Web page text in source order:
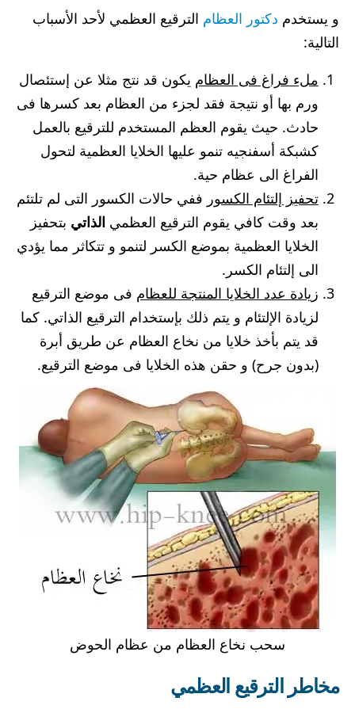
و يستخدم دكتور العظام الترقيع العظمي لأحد الأسباب
التالية:
ملء فراغ فى العظام يكون قد نتج مثلا عن إستئصال
ورم بها أو نتيجة فقد لجزء من العظام بعد كسرها فى
حادث. حيث يقوم العظم المستخدم للترقيع بالعمل
كشبكة أسفنجيه تنمو عليها الخلايا العظمية لتحول
الفراغ الى عظام حية.
تحفيز إلتئام الكسور ففي حالات الكسور التى لم تلتئم
بعد وقت كافي يقوم الترقيع العظمي الذاتي بتحفيز
الخلايا العظمية بموضع الكسر لتنمو و تتكاثر مما يؤدي
الى إلتئام الكسر.
زيادة عدد الخلايا المنتجة للعظام فى موضع الترقيع
لزيادة الإلتئام و يتم ذلك بإستخدام الترقيع الذاتي. كما
قد يتم بأخذ خلايا من نخاع العظام عن طريق أبرة
(بدون جرح) و حقن هذه الخلايا فى موضع الترقيع.
سحب نخاع العظام من عظام الحوض
مخاطر الترقيع العظمي